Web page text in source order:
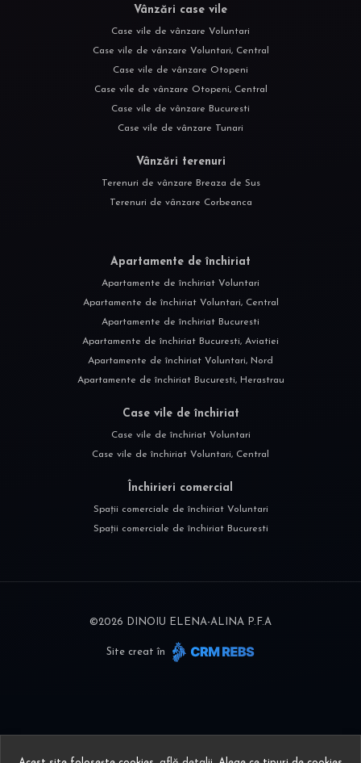
Vânzări case vile
Case vile de vânzare Voluntari
Case vile de vânzare Voluntari, Central
Case vile de vânzare Otopeni
Case vile de vânzare Otopeni, Central
Case vile de vânzare Bucuresti
Case vile de vânzare Tunari
Vânzări terenuri
Terenuri de vânzare Breaza de Sus
Terenuri de vânzare Corbeanca
Apartamente de închiriat
Apartamente de închiriat Voluntari
Apartamente de închiriat Voluntari, Central
Apartamente de închiriat Bucuresti
Apartamente de închiriat Bucuresti, Aviatiei
Apartamente de închiriat Voluntari, Nord
Apartamente de închiriat Bucuresti, Herastrau
Case vile de închiriat
Case vile de închiriat Voluntari
Case vile de închiriat Voluntari, Central
Închirieri comercial
Spații comerciale de închiriat Voluntari
Spații comerciale de închiriat Bucuresti
©2026 DINOIU ELENA-ALINA P.F.A
Site creat în